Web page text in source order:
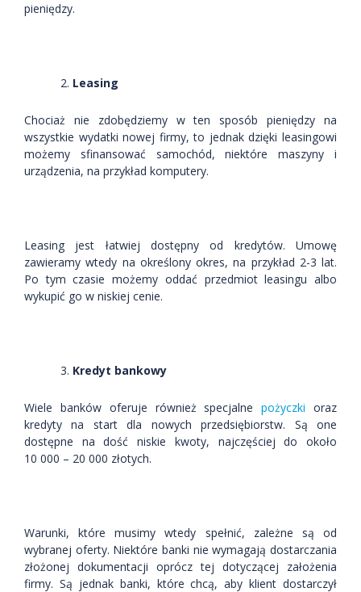
pieniędzy.
Leasing
Chociaż nie zdobędziemy w ten sposób pieniędzy na
wszystkie wydatki nowej firmy, to jednak dzięki leasingowi
możemy sfinansować samochód, niektóre maszyny i
urządzenia, na przykład komputery.
Leasing jest łatwiej dostępny od kredytów. Umowę
zawieramy wtedy na określony okres, na przykład 2-3 lat.
Po tym czasie możemy oddać przedmiot leasingu albo
wykupić go w niskiej cenie.
Kredyt bankowy
Wiele banków oferuje również specjalnepożyczki oraz
kredyty na start dla nowych przedsiębiorstw. Są one
dostępne na dość niskie kwoty, najczęściej do około
10 000 – 20 000 złotych.
Warunki, które musimy wtedy spełnić, zależne są od
wybranej oferty. Niektóre banki nie wymagają dostarczania
złożonej dokumentacji oprócz tej dotyczącej założenia
firmy. Są jednak banki, które chcą, aby klient dostarczył